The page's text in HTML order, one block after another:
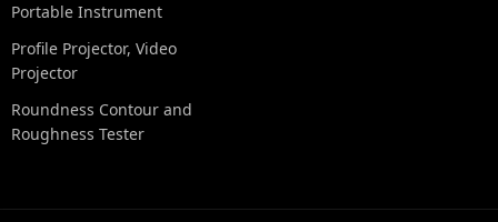
Portable Instrument
Profile Projector, Video
Projector
Roundness Contour and
Roughness Tester